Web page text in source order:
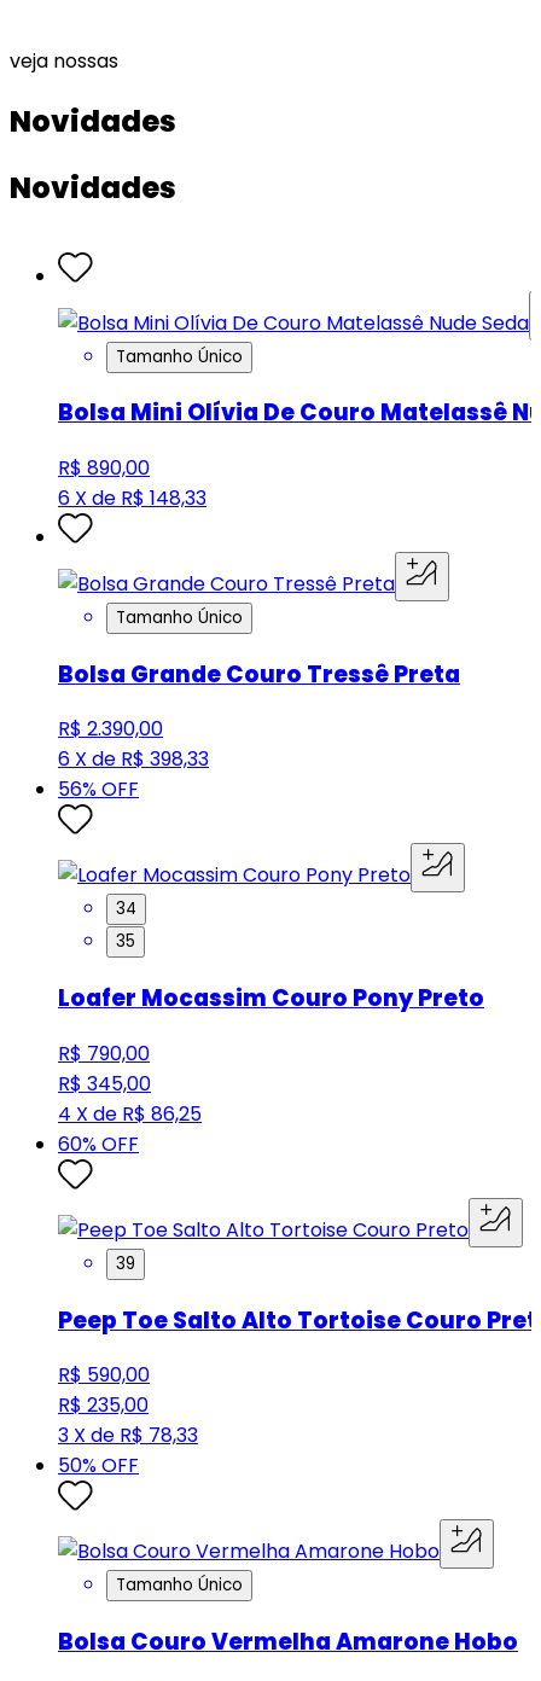
veja nossas
Novidades
Novidades
Tamanho Único
Bolsa Mini Olívia De Couro Matelassê
R$ 890,00
6 X de R$ 148,33
Tamanho Único
Bolsa Grande Couro Tressê Preta
R$ 2.390,00
6 X de R$ 398,33
56% OFF
34
35
Loafer Mocassim Couro Pony Preto
R$ 790,00
R$ 345,00
4 X de R$ 86,25
60% OFF
39
Peep Toe Salto Alto Tortoise Couro
R$ 590,00
R$ 235,00
3 X de R$ 78,33
50% OFF
Tamanho Único
Bolsa Couro Vermelha Amarone Hobo